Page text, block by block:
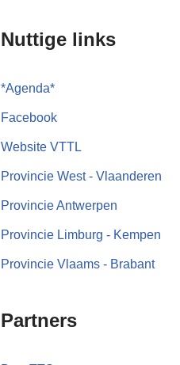
Nuttige links
*Agenda*
Facebook
Website VTTL
Provincie West - Vlaanderen
Provincie Antwerpen
Provincie Limburg - Kempen
Provincie Vlaams - Brabant
Partners